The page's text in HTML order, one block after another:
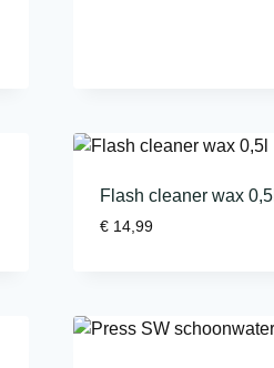
Flash cleaner wax 0,5l
€14,99